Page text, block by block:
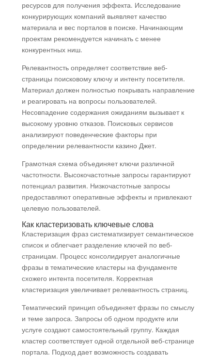
ресурсов для получения эффекта. Исследование
конкурирующих компаний выявляет качество
материала и вес порталов в поиске. Начинающим
проектам рекомендуется начинать с менее
конкурентных ниш.
Релевантность определяет соответствие веб-
страницы поисковому ключу и интенту посетителя.
Материал должен полностью покрывать направление
и реагировать на вопросы пользователей.
Несовпадение содержания ожиданиям вызывает к
высокому уровню отказов. Поисковых сервисов
анализируют поведенческие факторы при
определении релевантности казино Джет.
Грамотная схема объединяет ключи различной
частотности. Высокочастотные запросы гарантируют
потенциал развития. Низкочастотные запросы
предоставляют оперативные эффекты и привлекают
целевую пользователей.
Как кластеризовать ключевые слова
Кластеризация фраз систематизирует семантическое
список и облегчает разделение ключей по веб-
страницам. Процесс консолидирует аналогичные
фразы в тематические кластеры на фундаменте
схожего интента посетителя. Корректная
кластеризация увеличивает релевантность страниц.
Тематический принцип объединяет фразы по смыслу
и теме запроса. Запросы об одном продукте или
услуге создают самостоятельный группу. Каждая
кластер соответствует одной отдельной веб-странице
портала. Подход дает возможность создавать